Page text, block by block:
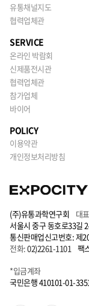
유통채널지도
협력업체관
SERVICE
온라인 박람회
신제품전시관
협력업체관
참가업체
바이어
POLICY
이용약관
개인정보처리방침
(주)유통과학연구회 대
서울시 중구 동호로33길
통신판매업신고번호: 제
전화:02)2261-1101 팩
*입금계좌
국민은행 410101-01-